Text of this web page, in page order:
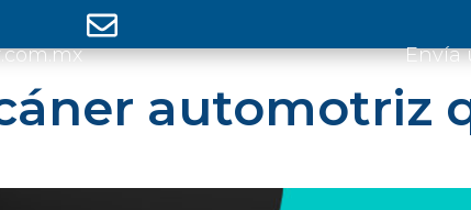
Envía
automotriz